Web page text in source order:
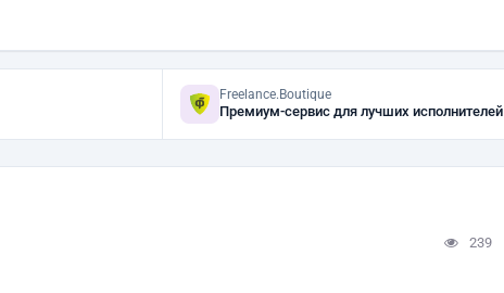
Freelance.Boutique
Премиум-сервис для лучших исполнителей
239